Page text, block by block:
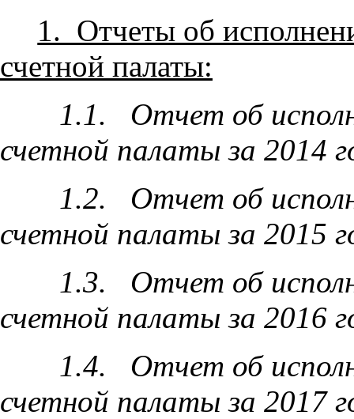
1. Отчеты об
счетной палаты:
1.1. Отчет об
счетной палаты за 2014
1.2. Отчет об
счетной палаты за 2015
1.3. Отчет об
счетной палаты за 2016
1.4. Отчет об
счетной палаты за 2017